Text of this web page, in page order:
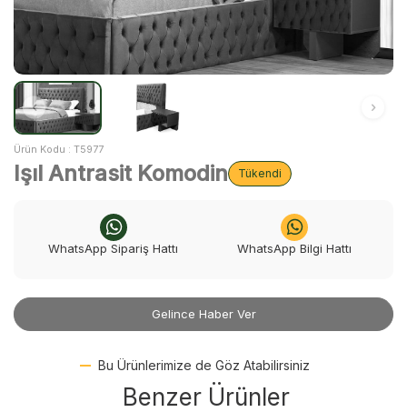
Ürün Kodu : T5977
Işıl Antrasit Komodin Tükendi
WhatsApp Sipariş Hattı WhatsApp Bilgi Hattı
Gelince Haber Ver
Bu Ürünlerimize de Göz Atabilirsiniz
Benzer Ürünler